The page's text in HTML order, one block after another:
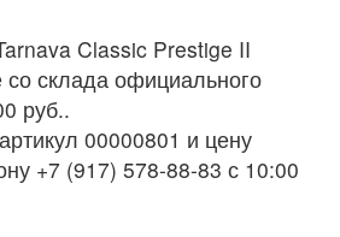
Classic Prestige II
склада официального
руб..
00000801 и цену
+7 (917) 578-88-83 с 10:00